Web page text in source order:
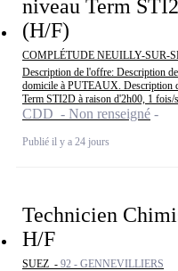
niveau Term
(H/F)
COMPLÉTUDE NEUILLY-SUR-
Description de l'offre: Description
domicile à PUTEAUX. Description
Term STI2D à raison d'2h00, 1 fois/
CDD - Non renseigné
Publié il y a 24 jours
Technicien
H/F
SUEZ - 92 - GENNEVILLIERS